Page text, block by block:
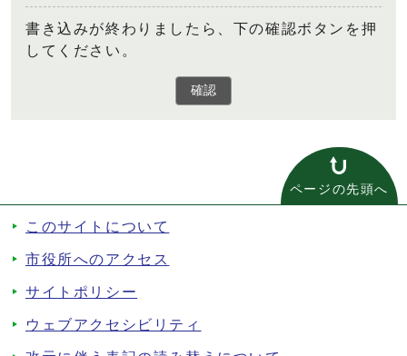
書き込みが終わりましたら、下の確認ボタンを押
してください。
確認
ページの先頭へ
このサイトについて
市役所へのアクセス
サイトポリシー
ウェブアクセシビリティ